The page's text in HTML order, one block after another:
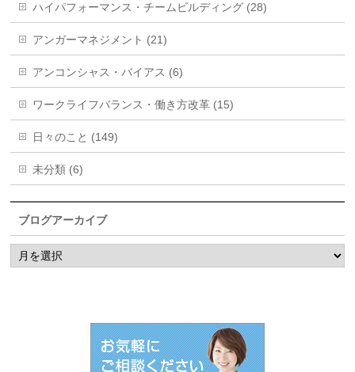
ハイパフォーマンス・チームビルディング (28)
アンガーマネジメント (21)
アンコンシャス・バイアス (6)
ワークライフバランス・働き方改革 (15)
日々のこと (149)
未分類 (6)
ブログアーカイブ
ブ
ロ
グ